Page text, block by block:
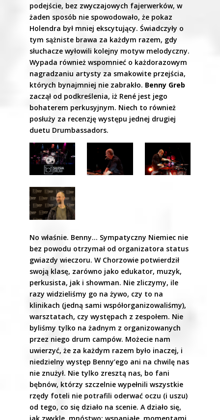
podejście, bez zwyczajowych fajerwerków, w
żaden sposób nie spowodowało, że pokaz
Holendra był mniej ekscytujący. Świadczyły o
tym sążniste brawa za każdym razem, gdy
słuchacze wyłowili kolejny motyw melodyczny.
Wypada również wspomnieć o każdorazowym
nagradzaniu artysty za smakowite przejścia,
których bynajmniej nie zabrakło. Benny Greb
zaczął od podkreślenia, iż René jest jego
bohaterem perkusyjnym. Niech to również
posłuży za recenzję występu jednej drugiej
duetu Drumbassadors.
No właśnie. Benny… Sympatyczny Niemiec nie
bez powodu otrzymał od organizatora status
gwiazdy wieczoru. W Chorzowie potwierdził
swoją klasę, zarówno jako edukator, muzyk,
perkusista, jak i showman. Nie zliczymy, ile
razy widzieliśmy go na żywo, czy to na
klinikach (jedną sami współorganizowaliśmy),
warsztatach, czy występach z zespołem. Nie
byliśmy tylko na żadnym z organizowanych
przez niego drum campów. Możecie nam
uwierzyć, że za każdym razem było inaczej, i
niedzielny występ Benny’ego ani na chwilę nas
nie znużył. Nie tylko zresztą nas, bo fani
bębnów, którzy szczelnie wypełnili wszystkie
rzędy foteli nie potrafili oderwać oczu (i uszu)
od tego, co się działo na scenie. A działo się,